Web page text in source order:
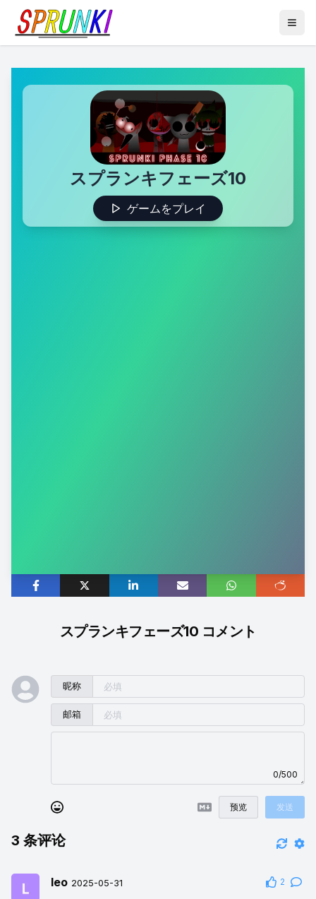
スプランキフェーズ10
ゲームをプレイ
スプランキフェーズ10 コメント
昵称
邮箱
0/500
预览 发送
3 条评论
leo 2025-05-31 2